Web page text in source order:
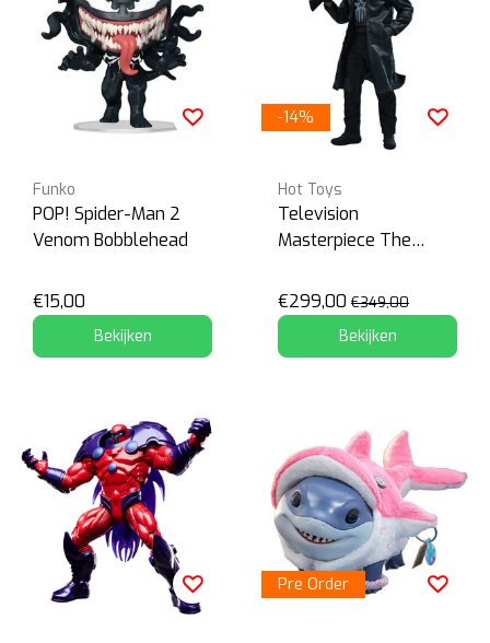
Funko
POP! Spider-Man 2
Venom Bobblehead
€15,00
Bekijken
-14%
Hot Toys
Television
Masterpiece The
€299,00 €349,00
Bekijken
Pre Order